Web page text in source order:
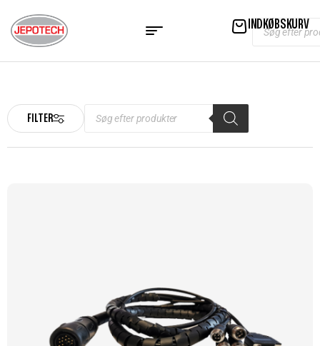
INDKØBSKURV
FILTER